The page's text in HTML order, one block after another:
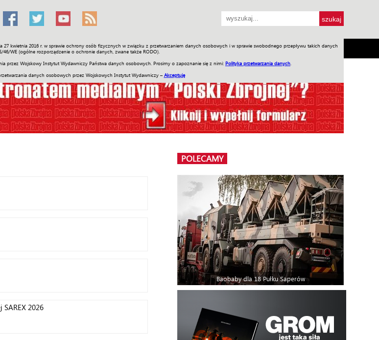
kwietnia 2016 r. w sprawie ochrony osób fizycznych w związku z przetwarzaniem danych osobowych i w sprawie swobodnego przepływu takich danych
46/WE (ogólne rozporządzenie o ochronie danych, zwane także RODO).
przez Wojskowy Instytut Wydawniczy Państwa danych osobowych. Prosimy o zapoznanie się z nimi: Polityka przetwarzania danych
danych osobowych przez Wojskowych Instytut Wydawniczy – Akceptuję
Sport Historia Galerie Wideo ENGLISH SKLEP Jednodniówki Praca w WIW
2026
POLECAMY
Baobaby dla 18 Pułku Saperów